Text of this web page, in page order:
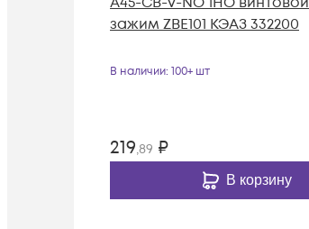
зажим ZBE101 КЭАЗ 332200
В наличии: 100+ шт
219,89 ₽
В корзину